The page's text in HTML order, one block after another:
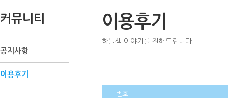
커뮤니티
공지사항
이용후기
이용후기
하늘샘 이야기를 전해드립니다.
번호